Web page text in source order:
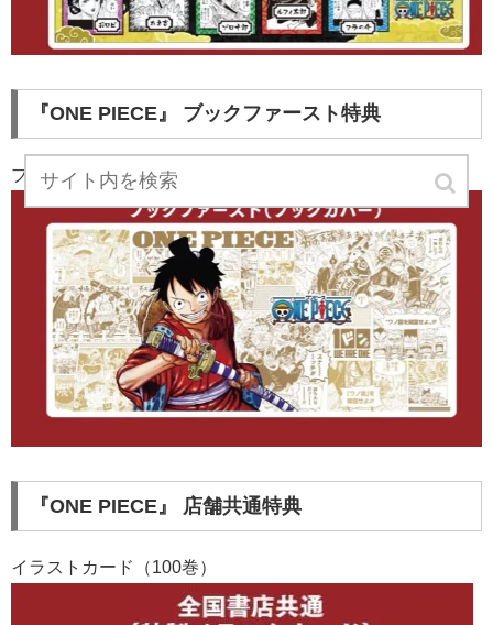
『ONE PIECE』 ブックファースト特典
ブックカバー（100巻）
『ONE PIECE』 店舗共通特典
イラストカード（100巻）